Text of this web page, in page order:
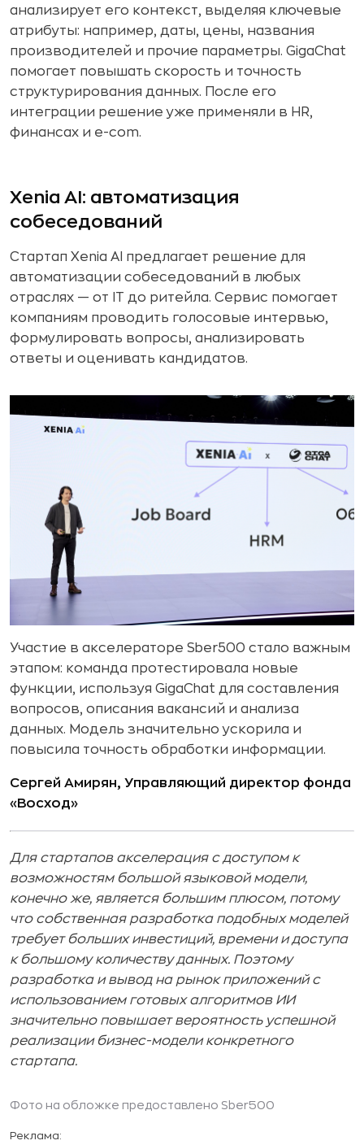
анализирует его контекст, выделяя ключевые
атрибуты: например, даты, цены, названия
производителей и прочие параметры. GigaChat
помогает повышать скорость и точность
структурирования данных. После его
интеграции решение уже применяли в HR,
финансах и e-com.
Xenia AI: автоматизация
собеседований
Стартап Xenia AI предлагает решение для
автоматизации собеседований в любых
отраслях — от IT до ритейла. Сервис помогает
компаниям проводить голосовые интервью,
формулировать вопросы, анализировать
ответы и оценивать кандидатов.
Участие в акселераторе Sber500 стало важным
этапом: команда протестировала новые
функции, используя GigaChat для составления
вопросов, описания вакансий и анализа
данных. Модель значительно ускорила и
повысила точность обработки информации.
Сергей Амирян, Управляющий директор фонда
«Восход»
Для стартапов акселерация с доступом к
возможностям большой языковой модели,
конечно же, является большим плюсом, потому
что собственная разработка подобных моделей
требует больших инвестиций, времени и доступа
к большому количеству данных. Поэтому
разработка и вывод на рынок приложений с
использованием готовых алгоритмов ИИ
значительно повышает вероятность успешной
реализации бизнес-модели конкретного
стартапа.
Фото на обложке предоставлено Sber500
Реклама: